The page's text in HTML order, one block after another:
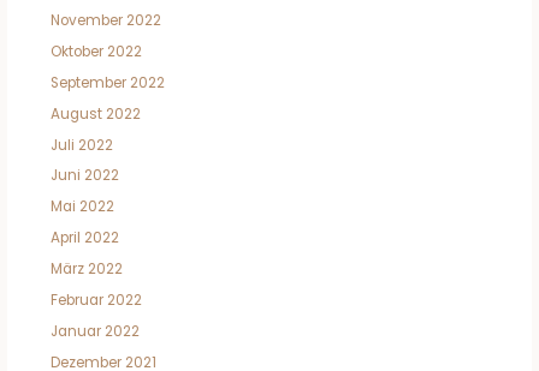
November 2022
Oktober 2022
September 2022
August 2022
Juli 2022
Juni 2022
Mai 2022
April 2022
März 2022
Februar 2022
Januar 2022
Dezember 2021